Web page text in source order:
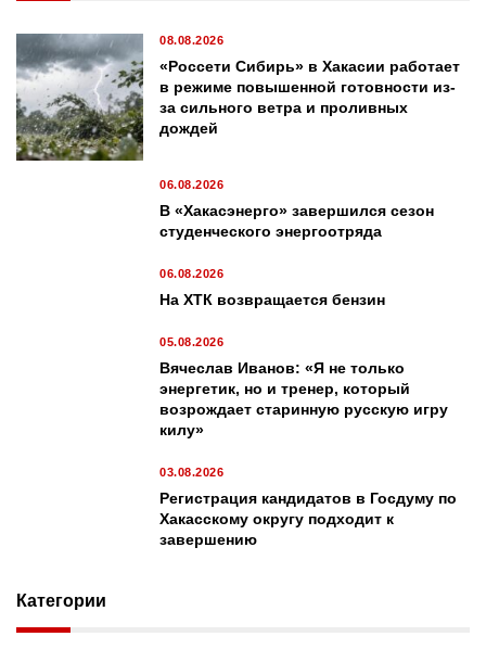
08.08.2026
«Россети Сибирь» в Хакасии работает
в режиме повышенной готовности из-
за сильного ветра и проливных
дождей
06.08.2026
В «Хакасэнерго» завершился сезон
студенческого энергоотряда
06.08.2026
На ХТК возвращается бензин
05.08.2026
Вячеслав Иванов: «Я не только
энергетик, но и тренер, который
возрождает старинную русскую игру
килу»
03.08.2026
Регистрация кандидатов в Госдуму по
Хакасскому округу подходит к
завершению
Категории